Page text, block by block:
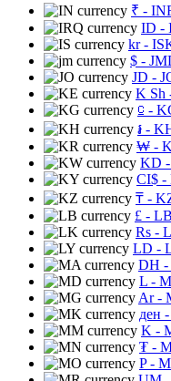
₹ -
ID -
kr-
$ -
JD -
K Sh
⃀ -
៛ -
₩ -
KD
CI$ -
₸ -
£ -
Rs -
LD -
DH -
L -
Ar-
ден
K -
₮ -
P-